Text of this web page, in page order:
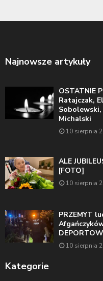
Najnowsze artykuły
OSTATNIE
Ratajczak,
Sobolewski,
Michalski
10 sierpnia
ALE
[FOTO]
10 sierpnia
PRZEMYT
10 sierpnia
Kategorie